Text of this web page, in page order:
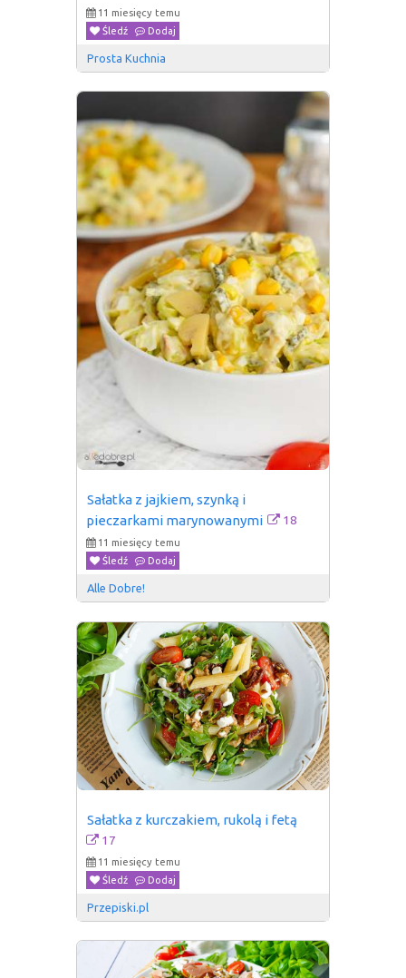
11 miesięcy temu
Śledź
Dodaj
Prosta Kuchnia
Sałatka z jajkiem, szynką i
pieczarkami marynowanymi
18
11 miesięcy temu
Śledź
Dodaj
Alle Dobre!
Sałatka z kurczakiem, rukolą i fetą
17
11 miesięcy temu
Śledź
Dodaj
Przepiski.pl